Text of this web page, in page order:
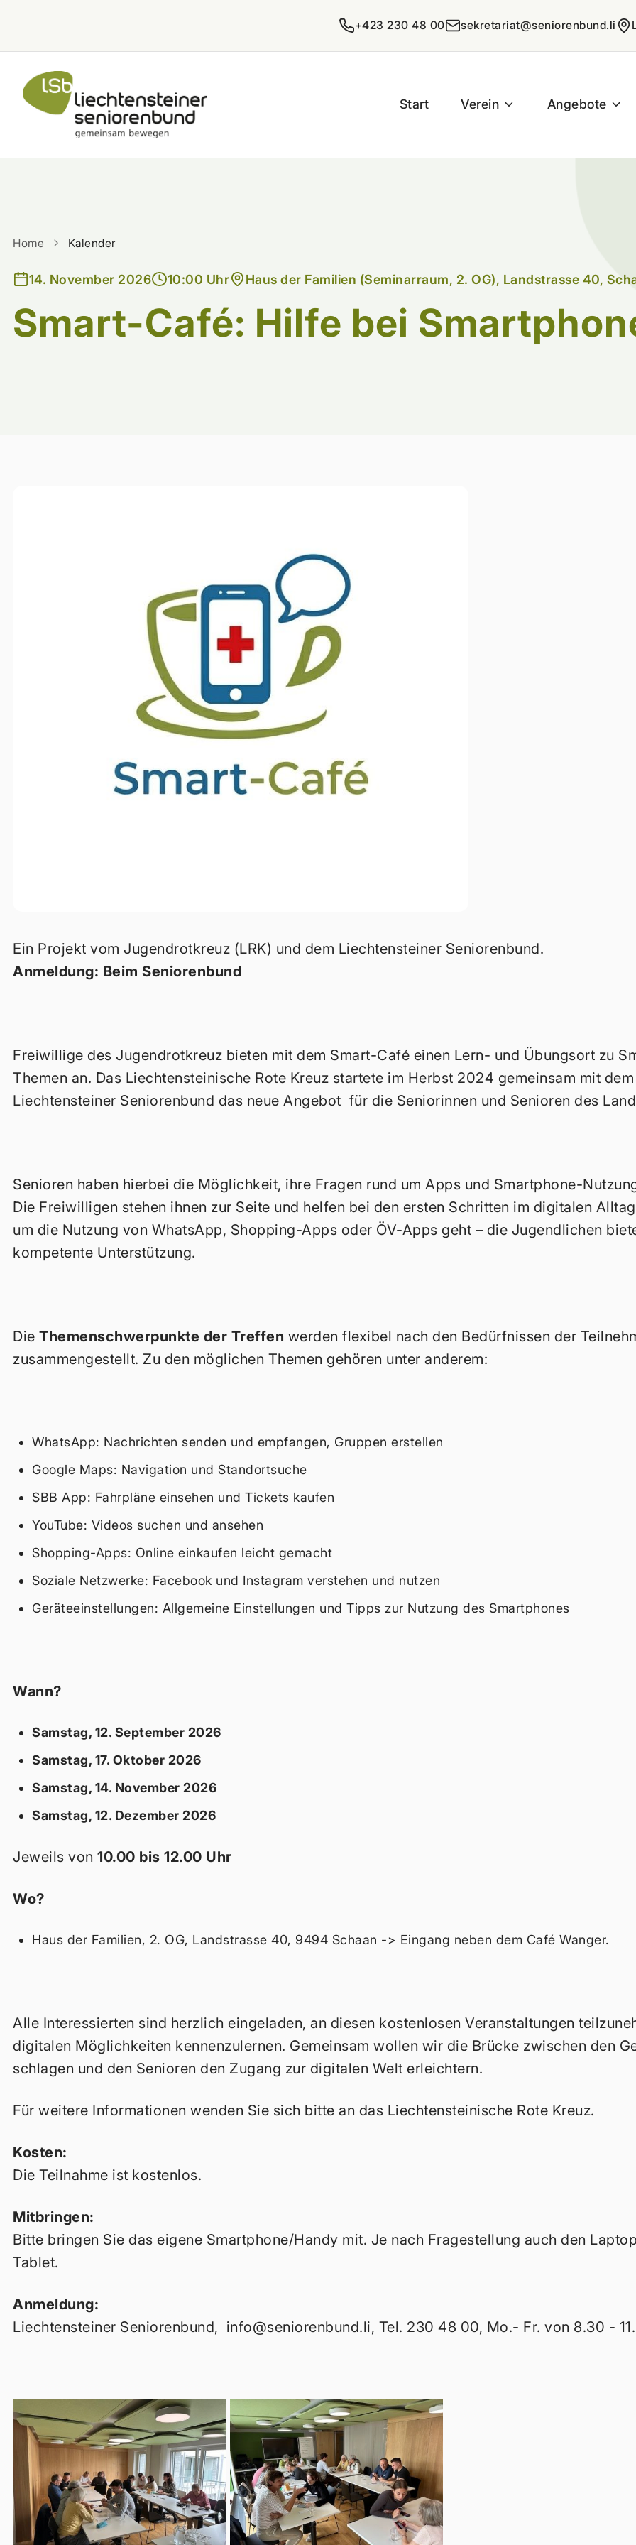
+423 230 48 00 sekretariat@seniorenbund.li
Start Verein Angebote
Home Kalender
14. November 2026 10:00 Uhr Haus der Familien (Seminarraum, 2. OG), Landstrasse 40,
Smart-Café: Hilfe bei
Ein Projekt vom Jugendrotkreuz (LRK) und dem Liechtensteiner Seniorenbund.
Anmeldung: Beim Seniorenbund
Freiwillige des Jugendrotkreuz bieten mit dem Smart-Café einen Lern- und Übungsort zu
Themen an. Das Liechtensteinische Rote Kreuz startete im Herbst 2024 gemeinsam mit dem
Liechtensteiner Seniorenbund das neue Angebot für die Seniorinnen und Senioren des
Senioren haben hierbei die Möglichkeit, ihre Fragen rund um Apps und Smartphone-
Die Freiwilligen stehen ihnen zur Seite und helfen bei den ersten Schritten im digitalen
um die Nutzung von WhatsApp, Shopping-Apps oder ÖV-Apps geht – die Jugendlichen
kompetente Unterstützung.
Die Themenschwerpunkte der Treffen werden flexibel nach den Bedürfnissen der
zusammengestellt. Zu den möglichen Themen gehören unter anderem:
WhatsApp: Nachrichten senden und empfangen, Gruppen erstellen
Google Maps: Navigation und Standortsuche
SBB App: Fahrpläne einsehen und Tickets kaufen
YouTube: Videos suchen und ansehen
Shopping-Apps: Online einkaufen leicht gemacht
Soziale Netzwerke: Facebook und Instagram verstehen und nutzen
Geräteeinstellungen: Allgemeine Einstellungen und Tipps zur Nutzung des Smartphones
Wann?
Samstag, 12. September 2026
Samstag, 17. Oktober 2026
Samstag, 14. November 2026
Samstag, 12. Dezember 2026
Jeweils von 10.00 bis 12.00 Uhr
Wo?
Haus der Familien, 2. OG, Landstrasse 40, 9494 Schaan -> Eingang neben dem Café Wanger.
Alle Interessierten sind herzlich eingeladen, an diesen kostenlosen Veranstaltungen
digitalen Möglichkeiten kennenzulernen. Gemeinsam wollen wir die Brücke zwischen den
schlagen und den Senioren den Zugang zur digitalen Welt erleichtern.
Für weitere Informationen wenden Sie sich bitte an das Liechtensteinische Rote Kreuz.
Kosten:
Die Teilnahme ist kostenlos.
Mitbringen:
Bitte bringen Sie das eigene Smartphone/Handy mit. Je nach Fragestellung auch den
Tablet.
Anmeldung:
Liechtensteiner Seniorenbund, info@seniorenbund.li, Tel. 230 48 00, Mo.- Fr. von 8.30 -